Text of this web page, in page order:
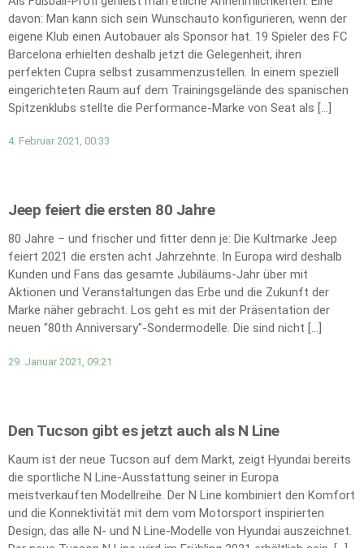
davon: Man kann sich sein Wunschauto konfigurieren, wenn der
eigene Klub einen Autobauer als Sponsor hat. 19 Spieler des FC
Barcelona erhielten deshalb jetzt die Gelegenheit, ihren
perfekten Cupra selbst zusammenzustellen. In einem speziell
eingerichteten Raum auf dem Trainingsgelände des spanischen
Spitzenklubs stellte die Performance-Marke von Seat als […]
4. Februar 2021, 00:33
Jeep feiert die ersten 80 Jahre
80 Jahre – und frischer und fitter denn je: Die Kultmarke Jeep
feiert 2021 die ersten acht Jahrzehnte. In Europa wird deshalb
Kunden und Fans das gesamte Jubiläums-Jahr über mit
Aktionen und Veranstaltungen das Erbe und die Zukunft der
Marke näher gebracht. Los geht es mit der Präsentation der
neuen "80th Anniversary"-Sondermodelle. Die sind nicht […]
29. Januar 2021, 09:21
Den Tucson gibt es jetzt auch als N Line
Kaum ist der neue Tucson auf dem Markt, zeigt Hyundai bereits
die sportliche N Line-Ausstattung seiner in Europa
meistverkauften Modellreihe. Der N Line kombiniert den Komfort
und die Konnektivität mit dem vom Motorsport inspirierten
Design, das alle N- und N Line-Modelle von Hyundai auszeichnet.